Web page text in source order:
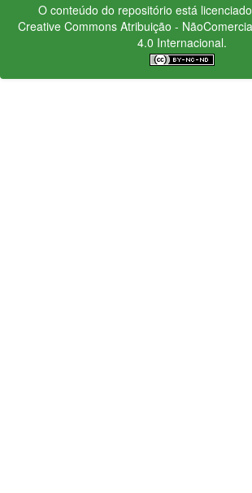
O conteúdo do repositório está
Creative CommonsAtribuição -
4.0 Internacional.